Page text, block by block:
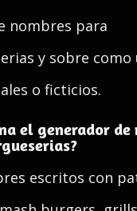
nombres para
y sobre como
o ficticios.
el generador de
escritos con